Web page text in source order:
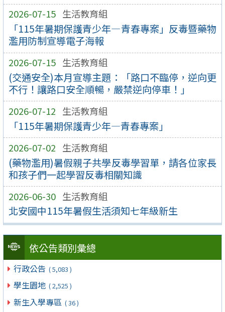
2026-07-15 生活教育組
「115年暑期保護青少年—青春專案」反毒暨藥物
濫用防制宣導電子海報
2026-07-15 生活教育組
(交通安全)本月宣導主題：「路口不臨停，逆向更
不行！讓路口安全順暢，嚴禁逆向停車！」
2026-07-12 生活教育組
「115年暑期保護青少年—青春專案」
2026-07-02 生活教育組
(藥物濫用)暑假親子共學反毒學習單，請各位家長
和孩子們一起學習反毒相關知識
2026-06-30 生活教育組
北安國中115年暑假生活須知七年級新生
依公告類別彙總
行政公告 ( 5,083 )
學生園地 ( 2,525 )
新生入學專區 ( 36 )